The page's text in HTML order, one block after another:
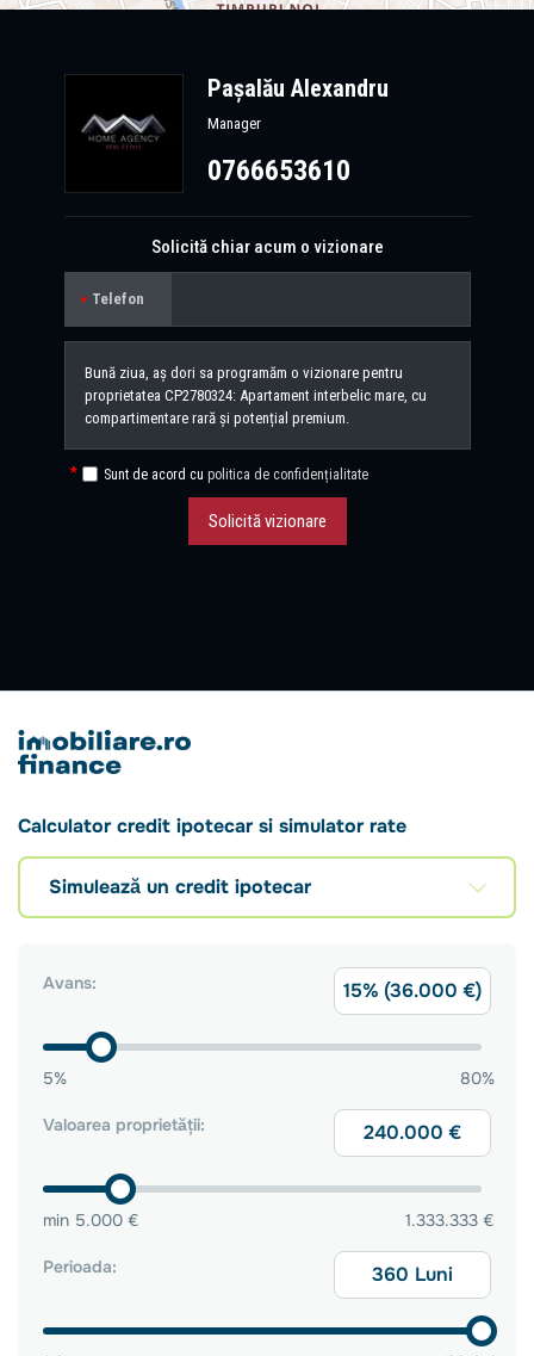
Pașalău Alexandru
Manager
0766653610
Solicită chiar acum o vizionare
Telefon
Sunt de acord cu politica de confidențialitate
Solicită vizionare